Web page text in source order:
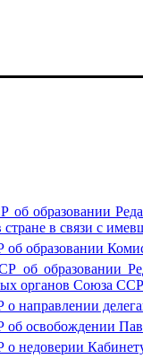
об образовании
в связи с
образовании
об образовании
органов Союза
направлении
освобождении
о недоверии